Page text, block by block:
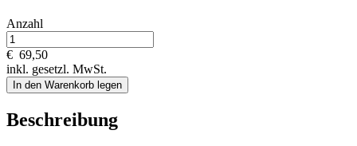
Anzahl
€ 69,50
inkl. gesetzl. MwSt.
In den Warenkorb legen
Beschreibung